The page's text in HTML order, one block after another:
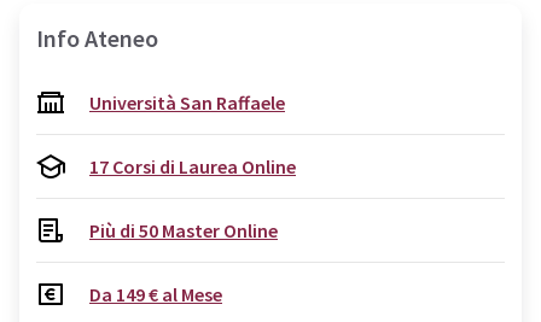
Info Ateneo
Università San Raffaele
17 Corsi di Laurea Online
Più di 50 Master Online
Da 149 € al Mese